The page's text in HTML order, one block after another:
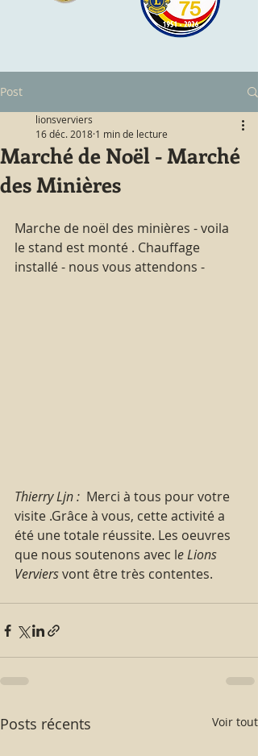
Post
Marché de Noël - Marché
des Minières
lionsverviers
16 déc. 2018 1 min de lecture
Marche de noël des minières - voila
le stand est monté . Chauffage
installé - nous vous attendons -
Thierry Ljn :
  Merci à tous pour votre
visite .Grâce à vous, cette activité a
été une totale réussite. Les oeuvres
que nous soutenons avec le Lions
Verviers vont être très contentes.
Posts récents Voir tout